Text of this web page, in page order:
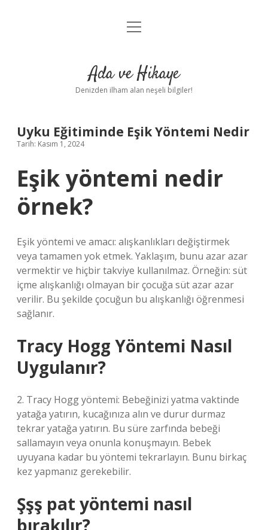
Anasayfa
Yasal Uyarı
menüyü
Ada ve Hikaye
Denizden ilham alan neşeli bilgiler!
Uyku Eğitiminde Eşik Yöntemi Nedir
Tarih: Kasım 1, 2024
Eşik yöntemi nedir
örnek?
Eşik yöntemi ve amacı: alışkanlıkları değiştirmek
veya tamamen yok etmek. Yaklaşım, bunu azar azar
vermektir ve hiçbir takviye kullanılmaz. Örneğin: süt
içme alışkanlığı olmayan bir çocuğa süt azar azar
verilir. Bu şekilde çocuğun bu alışkanlığı öğrenmesi
sağlanır.
Tracy Hogg Yöntemi Nasıl
Uygulanır?
2. Tracy Hogg yöntemi: Bebeğinizi yatma vaktinde
yatağa yatırın, kucağınıza alın ve durur durmaz
tekrar yatağa yatırın. Bu süre zarfında bebeği
sallamayın veya onunla konuşmayın. Bebek
uyuyana kadar bu yöntemi tekrarlayın. Bunu birkaç
kez yapmanız gerekebilir.
Şşş pat yöntemi nasıl
bırakılır?